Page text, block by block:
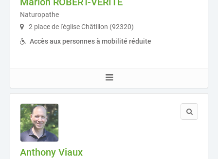
Naturopathe
2 place de l'église Châtillon (92320)
Accès aux personnes à mobilité réduite
Anthony Viaux